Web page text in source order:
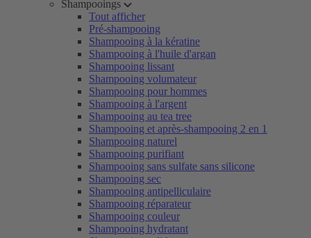
Shampooings
Tout afficher
Pré-shampooing
Shampooing à la kératine
Shampooing à l'huile d'argan
Shampooing lissant
Shampooing volumateur
Shampooing pour hommes
Shampooing à l'argent
Shampooing au tea tree
Shampooing et après-shampooing 2 en 1
Shampooing naturel
Shampooing purifiant
Shampooing sans sulfate sans silicone
Shampooing sec
Shampooing antipelliculaire
Shampooing réparateur
Shampooing couleur
Shampooing hydratant